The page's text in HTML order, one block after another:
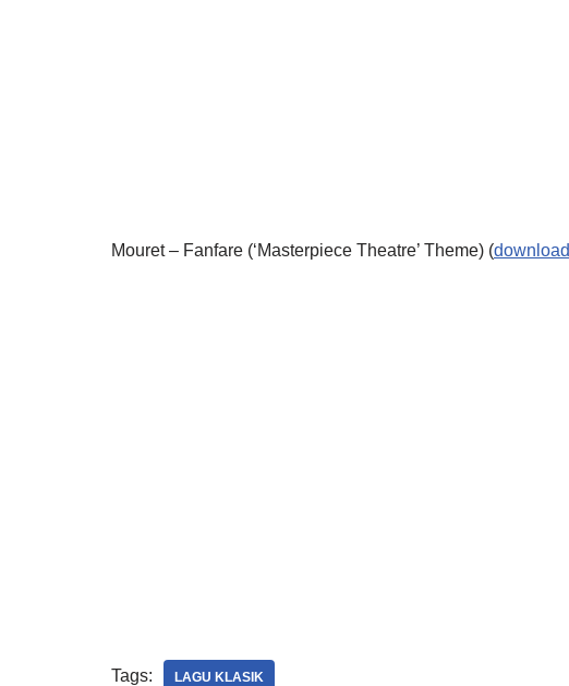
Mouret – Fanfare (‘Masterpiece Theatre’ Theme) (download
Tags: LAGU KLASIK